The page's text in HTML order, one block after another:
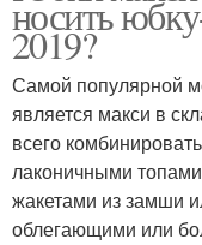
носить
2019?
Самой популярной
является макси в
всего
лаконичными
жакетами из замши
облегающими или